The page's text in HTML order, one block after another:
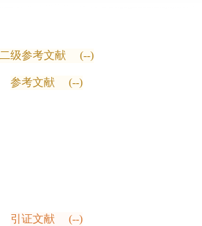
二级参考文献 (--)
参考文献 (--)
引证文献 (--)